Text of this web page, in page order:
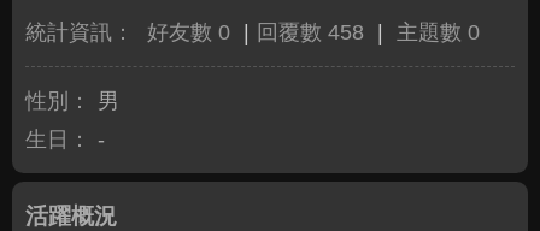
統計資訊： 好友數 0 回覆數 458 主題數 0
性別：
男
生日：
-
活躍概況